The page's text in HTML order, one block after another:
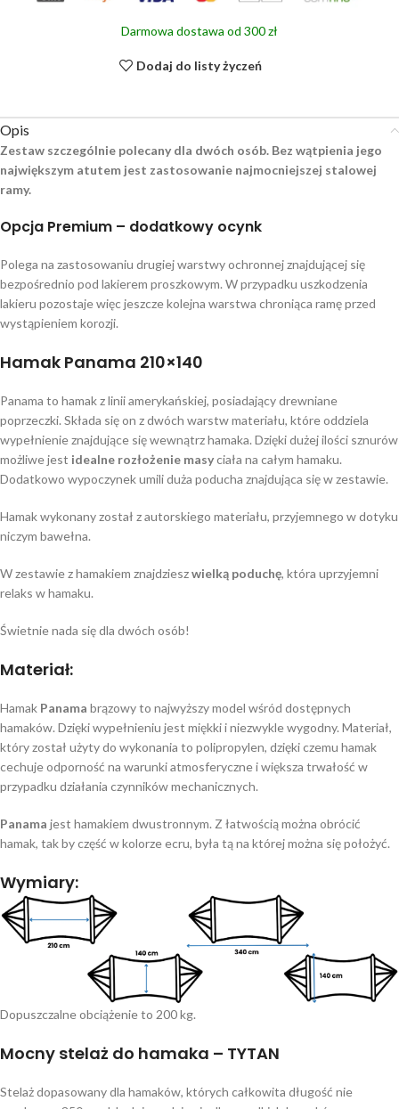
Darmowa dostawa od 300 zł
Dodaj do listy życzeń
Opis
Zestaw szczególnie polecany dla dwóch osób. Bez wątpienia jego
największym atutem jest zastosowanie najmocniejszej stalowej
ramy.
Opcja Premium – dodatkowy ocynk
Polega na zastosowaniu drugiej warstwy ochronnej znajdującej się
bezpośrednio pod lakierem proszkowym. W przypadku uszkodzenia
lakieru pozostaje więc jeszcze kolejna warstwa chroniąca ramę przed
wystąpieniem korozji.
Hamak Panama 210×140
Panama to hamak z linii amerykańskiej, posiadający drewniane
poprzeczki. Składa się on z dwóch warstw materiału, które oddziela
wypełnienie znajdujące się wewnątrz hamaka. Dzięki dużej ilości sznurów
możliwe jest idealne rozłożenie masyciała na całym hamaku.
Dodatkowo wypoczynek umili duża poducha znajdująca się w zestawie.
Hamak wykonany został z autorskiego materiału, przyjemnego w dotyku
niczym bawełna.
W zestawie z hamakiem znajdzieszwielką poduchę, która uprzyjemni
relaks w hamaku.
Świetnie nada się dla dwóch osób!
Materiał:
Hamak Panama brązowy to najwyższy model wśród dostępnych
hamaków. Dzięki wypełnieniu jest miękki i niezwykle wygodny. Materiał,
który został użyty do wykonania to polipropylen, dzięki czemu hamak
cechuje odporność na warunki atmosferyczne i większa trwałość w
przypadku działania czynników mechanicznych.
Panama jest hamakiem dwustronnym. Z łatwością można obrócić
hamak, tak by część w kolorze ecru, była tą na której można się położyć.
Wymiary:
Dopuszczalne obciążenie to 200 kg.
Mocny stelaż do hamaka – TYTAN
Stelaż dopasowany dla hamaków, których całkowita długość nie